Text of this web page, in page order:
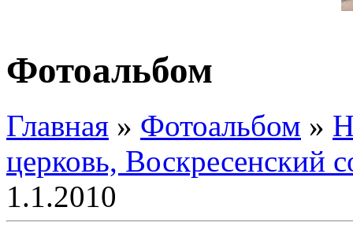
Фотоальбом
Главная » Фотоальбом »
церковь, Воскресенский
1.1.2010